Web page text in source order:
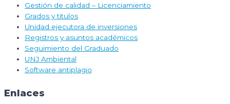
Gestión de calidad – Licenciamiento
Grados y titulos
Unidad ejecutora de inversiones
Registros y asuntos académicos
Seguimiento del Graduado
UNJ Ambiental
Software antiplagio
Enlaces